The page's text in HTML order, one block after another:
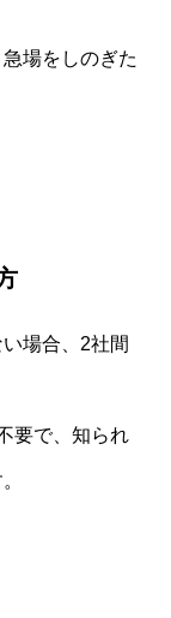
場をしのぎた
場合、2社間
要で、知られ